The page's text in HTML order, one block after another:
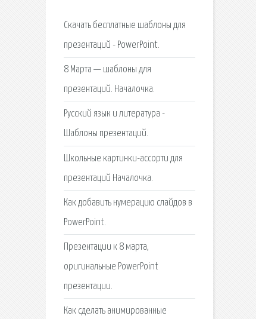
Скачать бесплатные шаблоны для
презентаций - PowerPoint.
8 Марта — шаблоны для
презентаций. Началочка.
Русский язык и литература -
Шаблоны презентаций.
Школьные картинки-ассорти для
презентаций Началочка.
Как добавить нумерацию слайдов в
PowerPoint.
Презентации к 8 марта,
оригинальные PowerPoint
презентации.
Как сделать анимированные